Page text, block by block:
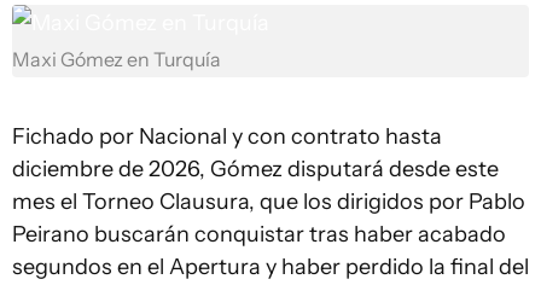
Maxi Gómez en Turquía
Fichado por Nacional y con contrato hasta
diciembre de 2026, Gómez disputará desde este
mes el Torneo Clausura, que los dirigidos por Pablo
Peirano buscarán conquistar tras haber acabado
segundos en el Apertura y haber perdido la final del